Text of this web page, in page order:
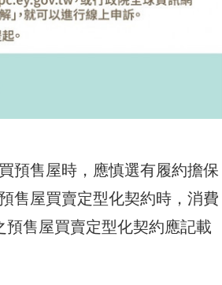
預售屋時，應慎選有履約擔保
售屋買賣定型化契約時，消費
售屋買賣定型化契約應記載